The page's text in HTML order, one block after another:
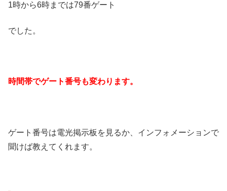
1時から6時までは79番ゲート
でした。
時間帯でゲート番号も変わります。
ゲート番号は電光掲示板を見るか、インフォメーションで
聞けば教えてくれます。